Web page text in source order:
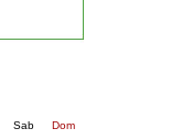
Sab
Dom